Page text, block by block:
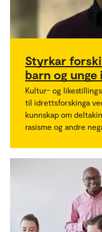
Styrkar
barn og
Kultur- og
til idrettsforskinga
kunnskap om
rasisme og andre